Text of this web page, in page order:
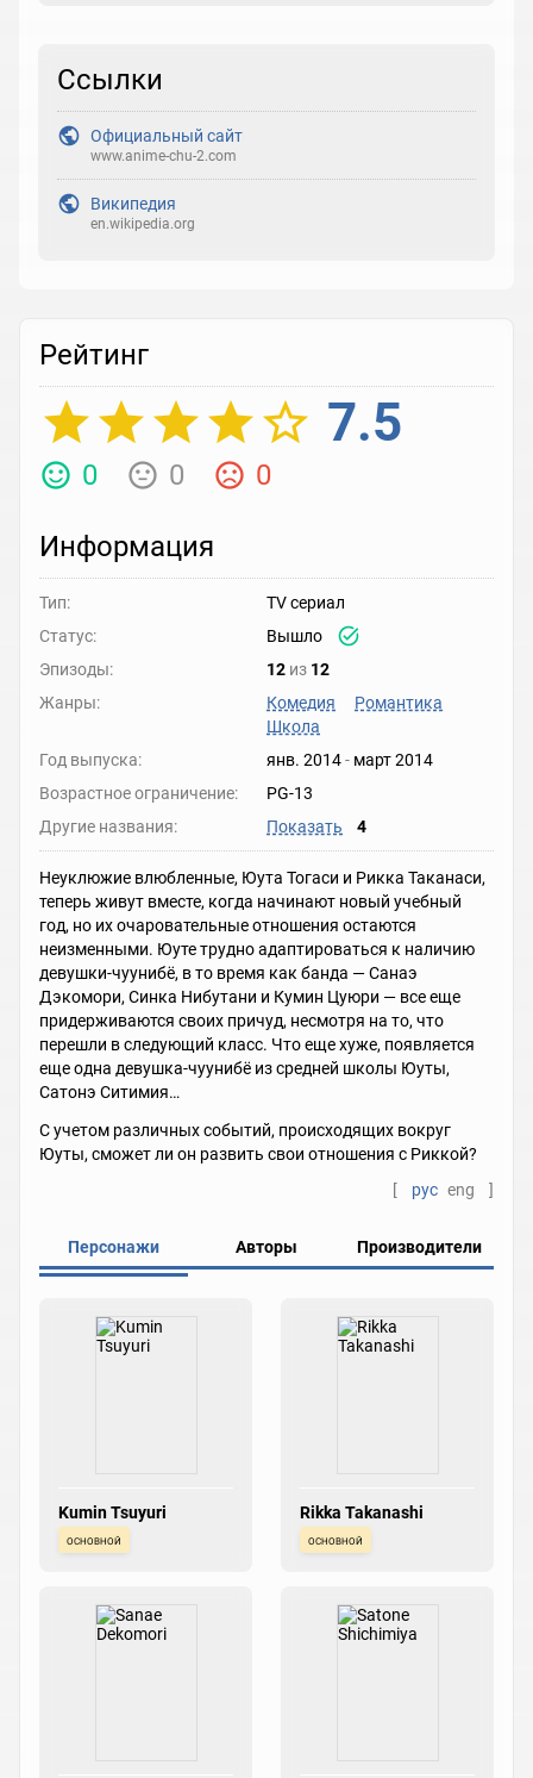
Ссылки
Официальный сайт
www.anime-chu-2.com
Википедия
en.wikipedia.org
Рейтинг
7.5
0 0 0
Информация
Тип:
TV сериал
Статус:
Вышло
Эпизоды:
12 из 12
Жанры:
Комедия
Романтика
Школа
Год выпуска:
янв. 2014- март 2014
Возрастное ограничение:
PG-13
Другие названия:
Показать 4
Неуклюжие влюбленные, Юута Тогаси и Рикка Таканаси,
теперь живут вместе, когда начинают новый учебный
год, но их очаровательные отношения остаются
неизменными. Юуте трудно адаптироваться к наличию
девушки-чуунибё, в то время как банда — Санаэ
Дэкомори, Синка Нибутани и Кумин Цуюри — все еще
придерживаются своих причуд, несмотря на то, что
перешли в следующий класс. Что еще хуже, появляется
еще одна девушка-чуунибё из средней школы Юуты,
Сатонэ Ситимия…
С учетом различных событий, происходящих вокруг
Юуты, сможет ли он развить свои отношения с Риккой?
[
рус eng ]
Персонажи Авторы Производители
Kumin Tsuyuri
основной
Rikka Takanashi
основной